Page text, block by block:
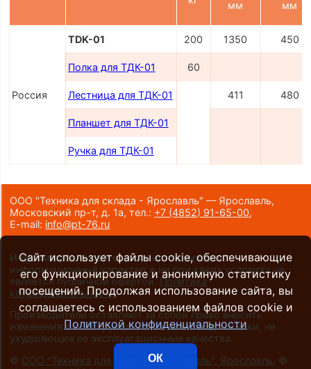
мм
мм
Россия
TDK-01 200 1350 450
Полка для ТДК-01 60
Лестница для ТДК-01 411 480
Планшет для ТДК-01
Ручка для ТДК-01
ООО "Техника для склада - Ярославль" — Ярославль,
Московский пр-т, д. 1а,тел.: +7 (4852) 91-65-00,
E-mail: info@pt-76.ru
Информация на сайте носит исключительно
информационный характер и ни при каких условиях не
является публичной офертой. Политика
конфиденциальности.
Производители оставляют за собой право вносить
изменения в конструкцию и внешний вид техники, не
ухудшающие ее эксплуатационные качества.
© ООО "Техника для склада - Ярославль", Ярославль , ©
Сайт использует файлы cookie, обеспечивающие
его функционирование и анонимную статистику
посещений. Продолжая использование сайта, вы
соглашаетесь с использованием файлов cookie и
Политикой конфиденциальности
ОК